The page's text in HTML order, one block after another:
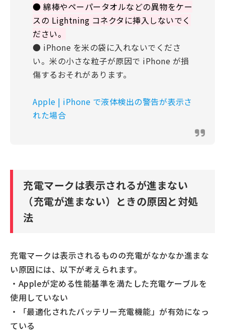
● 綿棒やペーパータオルなどの異物をケー
スの Lightning コネクタに挿入しないでく
ださい。
● iPhone を米の袋に入れないでくださ
い。米の小さな粒子が原因で iPhone が損
傷するおそれがあります。
Apple | iPhone で液体検出の警告が表示さ
れた場合
充電マークは表示されるが進まない
（充電が進まない）ときの原因と対処
法
充電マークは表示されるものの充電がなかなか進まな
い原因には、以下が考えられます。
・Appleが定める性能基準を満たした充電ケーブルを
使用していない
・「最適化されたバッテリー充電機能」が有効になっ
ている